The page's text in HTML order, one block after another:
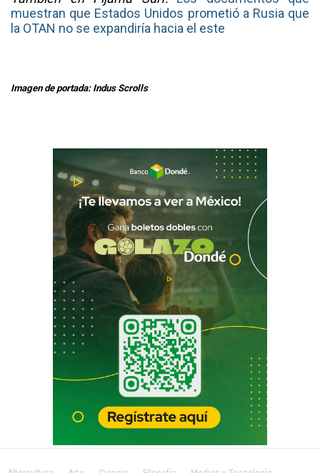
muestran que Estados Unidos prometió a Rusia que
la OTAN no se expandiría hacia el este
Imagen de portada: Indus Scrolls